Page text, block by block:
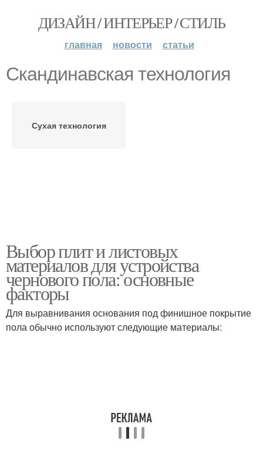
ДИЗАЙН / ИНТЕРЬЕР / СТИЛЬ
главная новости статьи
Скандинавская технология
Сухая технология
Выбор плит и листовых
материалов для устройства
чернового пола: основные
факторы
Для выравнивания основания под финишное покрытие
пола обычно используют следующие материалы: